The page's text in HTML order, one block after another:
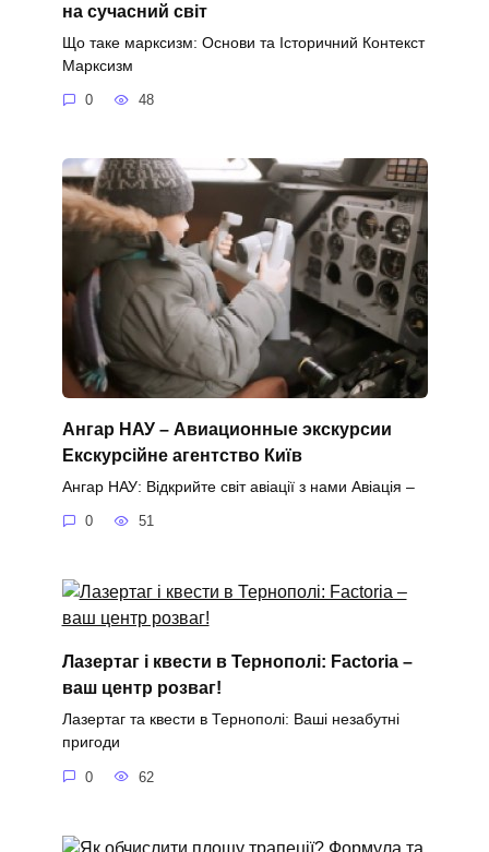
на сучасний світ
Що таке марксизм: Основи та Історичний Контекст
Марксизм
0 48
Ангар НАУ – Авиационные экскурсии
Екскурсійне агентство Київ
Ангар НАУ: Відкрийте світ авіації з нами Авіація –
0 51
Лазертаг і квести в Тернополі: Factoria –
ваш центр розваг!
Лазертаг та квести в Тернополі: Ваші незабутні
пригоди
0 62